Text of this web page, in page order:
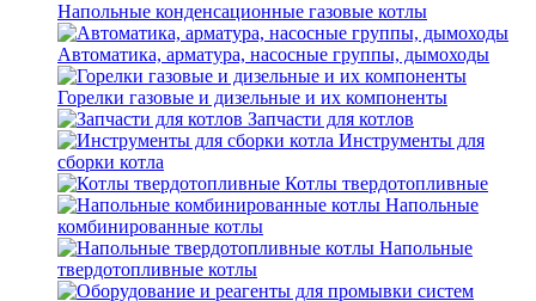
Напольные конденсационные газовые котлы
Автоматика, арматура, насосные группы, дымоходы
Горелки газовые и дизельные и их компоненты
Запчасти для котлов
Инструменты для
сборки котла
Котлы твердотопливные
Напольные
комбинированные котлы
Напольные
твердотопливные котлы